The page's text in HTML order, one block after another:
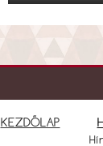
KEZDŐLAP